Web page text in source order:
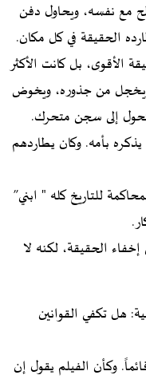
مع نفسه، ويحاول دفن
الحقيقة في كل مكان.
الأقوى، بل كانت الأكثر
من جذوره، ويخوض
إلى سجن متحرك.
بأمه. وكان يطاردهم
للتاريخ كله " ابني”
الحقيقة، لكنه لا
هل تكفي القوانين
وكأن الفيلم يقول إن